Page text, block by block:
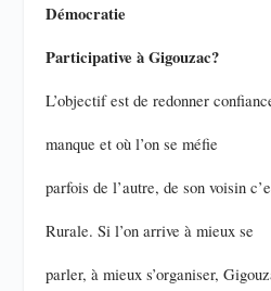
Démocratie
Participative à Gigouzac?
L’objectif est de redonner
manque et où l’on se méfie
parfois de l’autre, de son voisin
Rurale. Si l’on arrive à mieux se
parler, à mieux s’organiser,